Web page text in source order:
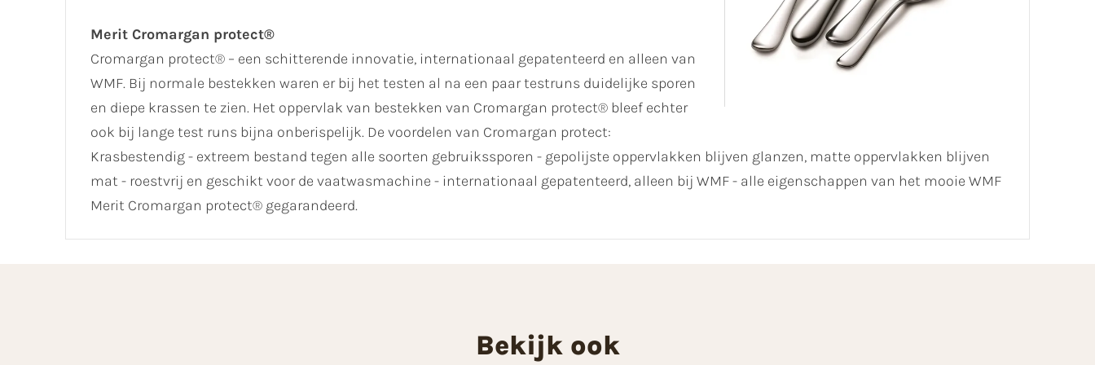
Merit Cromargan protect®
Cromargan protect® – een schitterende innovatie, internationaal gepatenteerd en alleen van
WMF. Bij normale bestekken waren er bij het testen al na een paar testruns duidelijke sporen
en diepe krassen te zien. Het oppervlak van bestekken van Cromargan protect® bleef echter
ook bij lange test runs bijna onberispelijk. De voordelen van Cromargan protect:
Krasbestendig - extreem bestand tegen alle soorten gebruikssporen - gepolijste oppervlakken blijven glanzen, matte oppervlakken blijven
mat - roestvrij en geschikt voor de vaatwasmachine - internationaal gepatenteerd, alleen bij WMF - alle eigenschappen van het mooie WMF
Merit Cromargan protect® gegarandeerd.
Bekijk ook